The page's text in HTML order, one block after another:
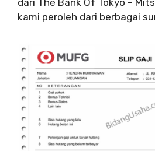
kami peroleh dari berbagai